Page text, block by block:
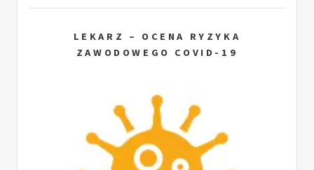
LEKARZ – OCENA RYZYKA
ZAWODOWEGO COVID-19